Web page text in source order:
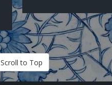
Scroll to Top